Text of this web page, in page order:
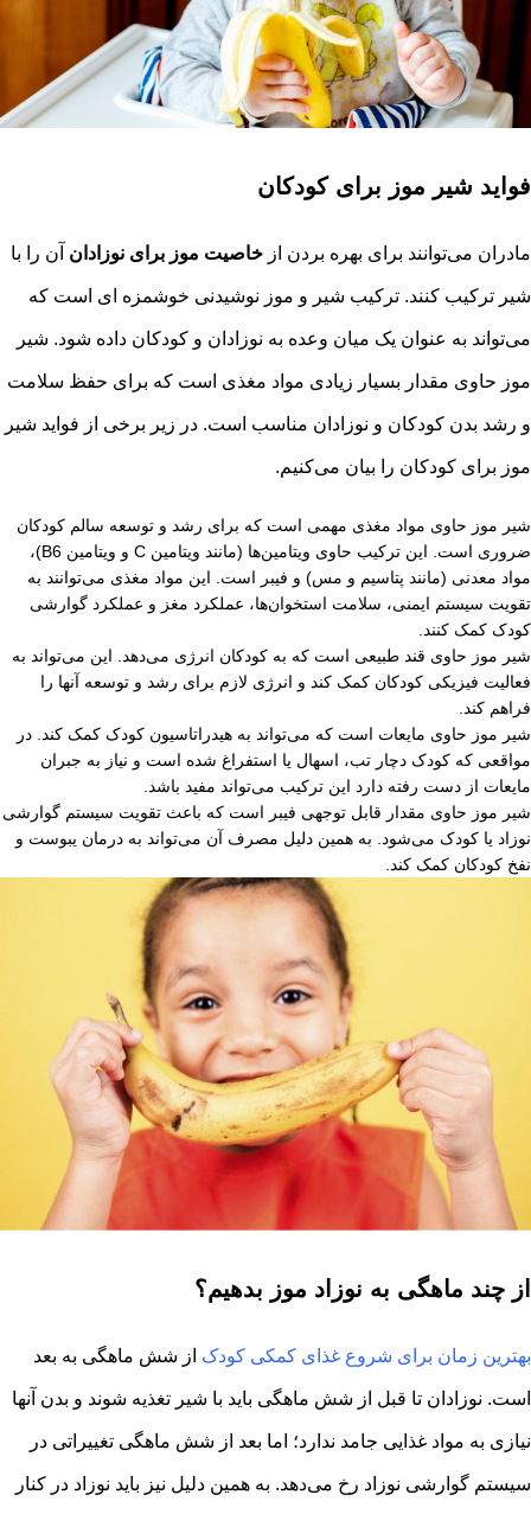
فواید شیر موز برای کودکان
مادران می‌توانند برای بهره بردن از خاصیت موز برای نوزادان آن را با
شیر ترکیب کنند. ترکیب شیر و موز نوشیدنی خوشمزه ای است که
می‌تواند به عنوان یک میان وعده به نوزادان و کودکان داده شود. شیر
موز حاوی مقدار بسیار زیادی مواد مغذی است که برای حفظ سلامت
و رشد بدن کودکان و نوزادان مناسب است. در زیر برخی از فواید شیر
موز برای کودکان را بیان می‌کنیم.
شیر موز حاوی مواد مغذی مهمی است که برای رشد و توسعه سالم کودکان
ضروری است. این ترکیب حاوی ویتامین‌ها (مانند ویتامین C و ویتامین B6)،
مواد معدنی (مانند پتاسیم و مس) و فیبر است. این مواد مغذی می‌توانند به
تقویت سیستم ایمنی، سلامت استخوان‌ها، عملکرد مغز و عملکرد گوارشی
کودک کمک کنند.
شیر موز حاوی قند طبیعی است که به کودکان انرژی می‌دهد. این می‌تواند به
فعالیت فیزیکی کودکان کمک کند و انرژی لازم برای رشد و توسعه آنها را
فراهم کند.
شیر موز حاوی مایعات است که می‌تواند به هیدراتاسیون کودک کمک کند. در
مواقعی که کودک دچار تب، اسهال یا استفراغ شده است و نیاز به جبران
مایعات از دست رفته دارد این ترکیب می‌تواند مفید باشد.
شیر موز حاوی مقدار قابل توجهی فیبر است که باعث تقویت سیستم گوارشی
نوزاد یا کودک می‌شود. به همین دلیل مصرف آن می‌تواند به درمان یبوست و
نفخ کودکان کمک کند.
از چند ماهگی به نوزاد موز بدهیم؟
بهترین زمان برای شروع غذای کمکی کودک از شش ماهگی به بعد
است. نوزادان تا قبل از شش ماهگی باید با شیر تغذیه شوند و بدن آنها
نیازی به مواد غذایی جامد ندارد؛ اما بعد از شش ماهگی تغییراتی در
سیستم گوارشی نوزاد رخ می‌دهد. به همین دلیل نیز باید نوزاد در کنار